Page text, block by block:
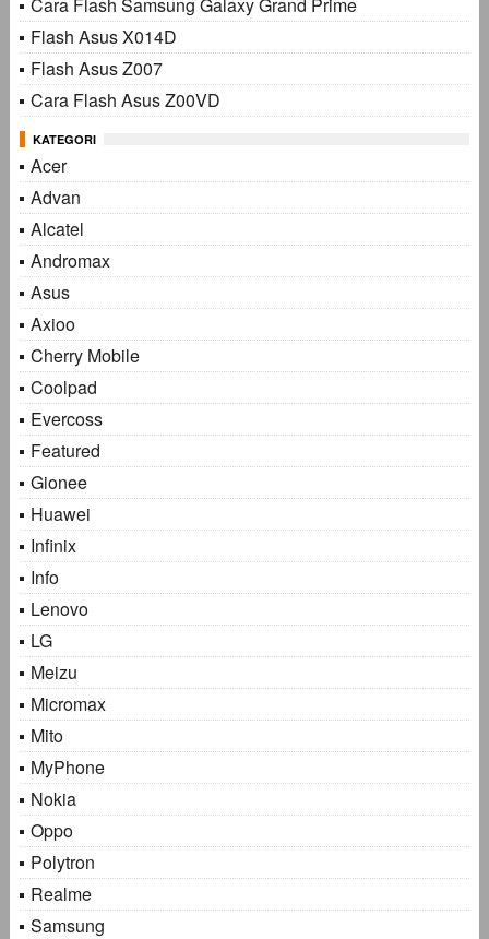
Flash Asus X014D
Flash Asus Z007
Cara Flash Asus Z00VD
KATEGORI
Acer
Advan
Alcatel
Andromax
Asus
Axioo
Cherry Mobile
Coolpad
Evercoss
Featured
Gionee
Huawei
Infinix
Info
Lenovo
LG
Meizu
Micromax
Mito
MyPhone
Nokia
Oppo
Polytron
Realme
Samsung